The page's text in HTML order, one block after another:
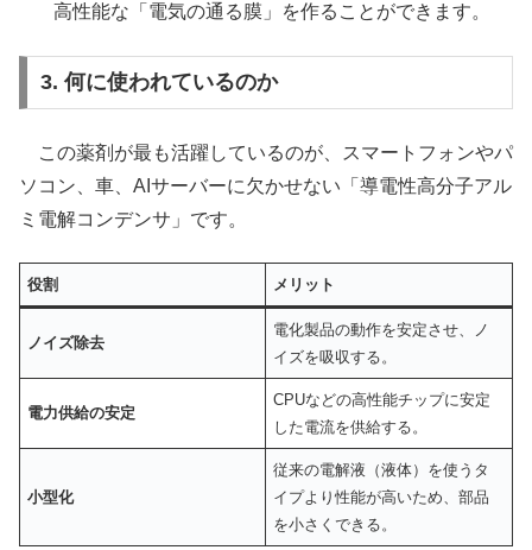
高性能な「電気の通る膜」を作ることができます。
3. 何に使われているのか
この薬剤が最も活躍しているのが、スマートフォンやパ
ソコン、車、AIサーバーに欠かせない「導電性高分子アル
ミ電解コンデンサ」です。
役割 メリット
ノイズ除去
電化製品の動作を安定させ、ノ
イズを吸収する。
電力供給の安定
CPUなどの高性能チップに安定
した電流を供給する。
小型化
従来の電解液（液体）を使うタ
イプより性能が高いため、部品
を小さくできる。